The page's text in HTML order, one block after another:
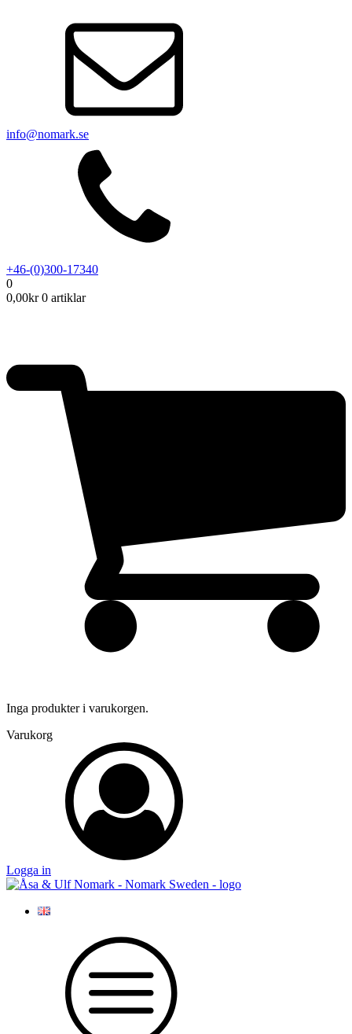
info@nomark.se
+46-(0)300-17340
0
0,00kr 0 artiklar
Inga produkter i varukorgen.
Varukorg
Logga in